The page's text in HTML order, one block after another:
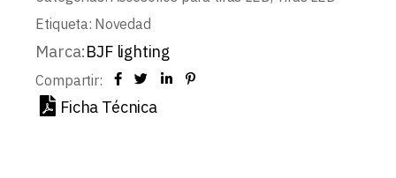
Etiqueta: Novedad
Marca:BJF lighting
Compartir:
Ficha Técnica